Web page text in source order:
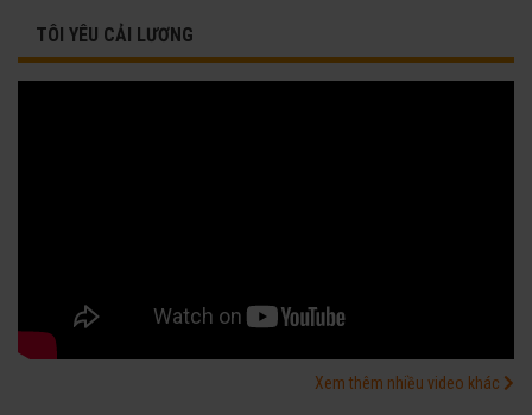
TÔI YÊU CẢI LƯƠNG
Xem thêm nhiều video khác